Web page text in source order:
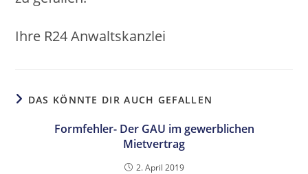
Ihre R24 Anwaltskanzlei
DAS KÖNNTE DIR AUCH GEFALLEN
Formfehler- Der GAU im gewerblichen
Mietvertrag
2. April 2019